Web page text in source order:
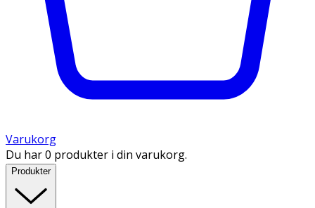
Varukorg
Du har 0 produkter i din varukorg.
Produkter